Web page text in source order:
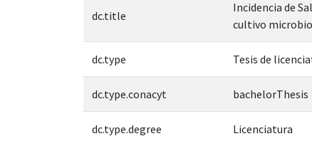
dc.title
Incidencia de
cultivo
dc.type Tesis de
dc.type.conacyt bachelorThesis
dc.type.degree Licenciatura